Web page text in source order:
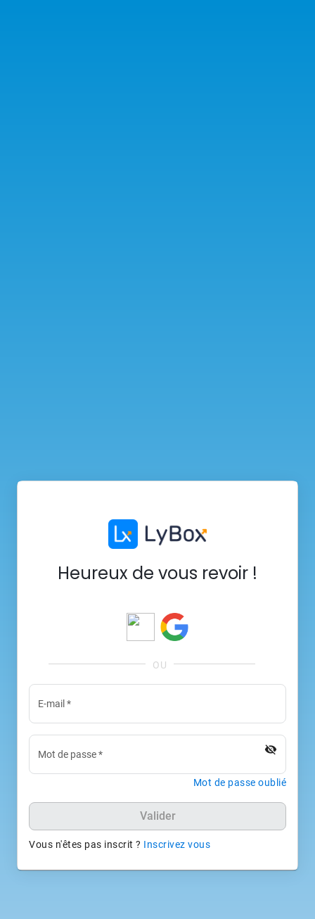
Heureux de vous revoir !
E-mail *
Mot de passe* visibility_off
Mot de passe oublié
Valider
Vous n'êtes pas inscrit ? Inscrivez vous